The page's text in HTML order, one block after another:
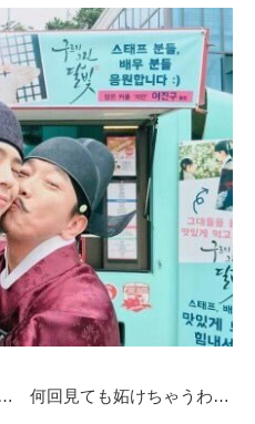
… 何回見ても妬けちゃうわ…